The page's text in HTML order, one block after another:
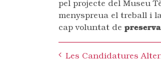
pel projecte del Museu
menyspreua el treball i
cap voluntat de
navigation